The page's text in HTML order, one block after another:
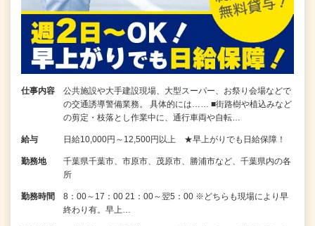
仕事内容
公共施設や大手建設現場、大型スーパー、お祭り会場などで
の交通誘導警備業務。 具体的には…… ■街路樹や植込みなど
の剪定・枝落とし作業中に、通行車両や自転…
給与 日給10,000円～12,500円以上 ★早上がりでも日給保障！
勤務地
千葉県千葉市、市原市、茂原市、勝浦市など、千葉県内の各
所
勤務時間
8：00～17：00 21：00～翌5：00 ※どちらも現場により早
終わり有。早上…